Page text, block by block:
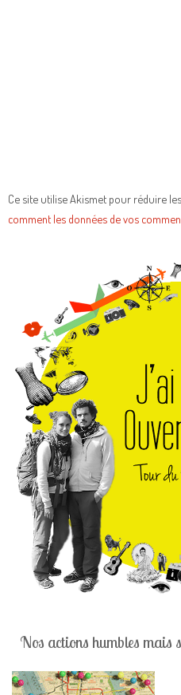
Ce site utilise Akismet pour réduire
comment les données de vos
Nos actions humbles mais